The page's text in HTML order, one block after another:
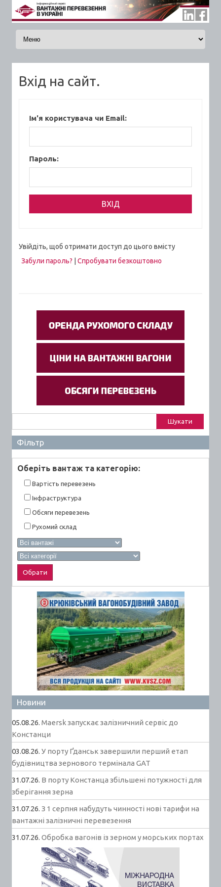
Skip to content
Вхід на сайт.
Ім'я користувача чи Email:
Пароль:
Увійдіть, щоб отримати доступ до цього вмісту
Забули пароль?
Спробувати безкоштовно
Фільтр
Оберiть вантаж та категорiю:
Вартiсть перевезень
Інфраструктура
Обсяги перевезень
Рухомий склад
Новини
05.08.26. Maersk запускає залізничний сервіс до
Констанци
03.08.26. У порту Ґданськ завершили перший етап
будівництва зернового термінала GAT
31.07.26. В порту Констанца збільшені потужності для
зберігання зерна
31.07.26. З 1 серпня набудуть чинності нові тарифи на
вантажні залізничні перевезення
31.07.26. Обробка вагонів із зерном у морських портах